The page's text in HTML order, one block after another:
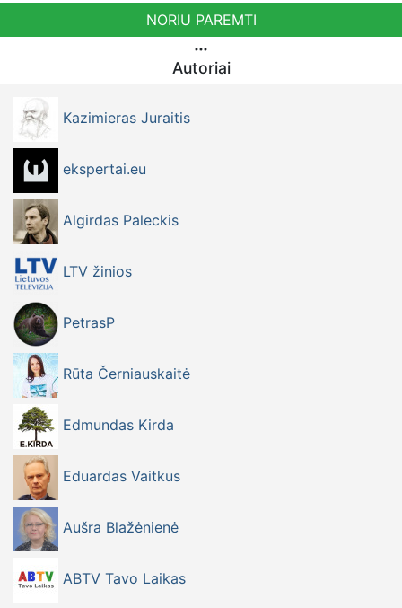
NORIU PAREMTI
Autoriai
Kazimieras Juraitis
ekspertai.eu
Algirdas Paleckis
LTV žinios
PetrasP
Rūta Černiauskaitė
Edmundas Kirda
Eduardas Vaitkus
Aušra Blažėnienė
ABTV Tavo Laikas